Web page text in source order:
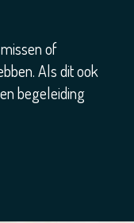
of
Als dit ook
begeleiding